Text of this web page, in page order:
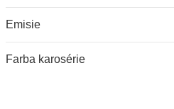
Emisie
Farba karosérie